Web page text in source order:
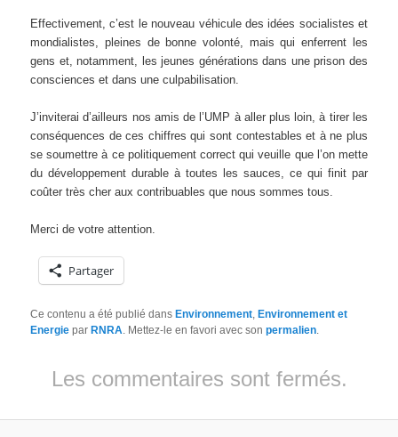
Effectivement, c’est le nouveau véhicule des idées socialistes et
mondialistes, pleines de bonne volonté, mais qui enferrent les
gens et, notamment, les jeunes générations dans une prison des
consciences et dans une culpabilisation.
J’inviterai d’ailleurs nos amis de l’UMP à aller plus loin, à tirer les
conséquences de ces chiffres qui sont contestables et à ne plus
se soumettre à ce politiquement correct qui veuille que l’on mette
du développement durable à toutes les sauces, ce qui finit par
coûter très cher aux contribuables que nous sommes tous.
Merci de votre attention.
Partager
Ce contenu a été publié dans Environnement, Environnement et
Energie par RNRA. Mettez-le en favori avec sonpermalien.
Les commentaires sont fermés.